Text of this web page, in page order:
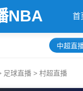
NBA 首
中超直
足球直播 > 村超直播